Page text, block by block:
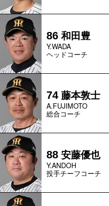
86 和田豊
Y.WADA
ヘッドコーチ
74藤本敦士
A.FUJIMOTO
総合コーチ
88 安藤優也
Y.ANDOH
投手チーフコーチ